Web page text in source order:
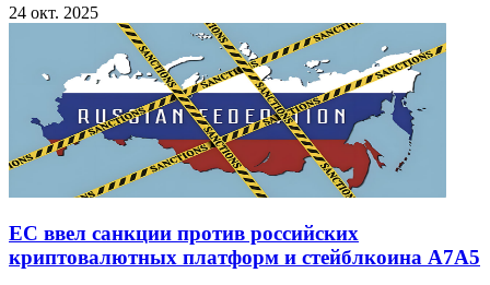
24 окт. 2025
ЕС ввел санкции против российских
криптовалютных платформ и стейблкоина A7A5